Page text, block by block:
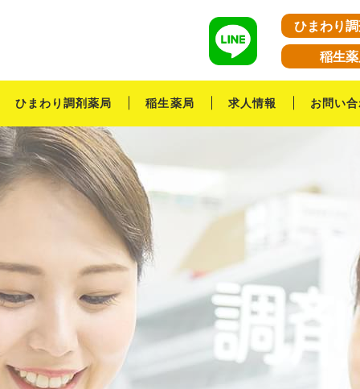
ひまわり
稲生
ひまわり調剤薬局 稲生薬局 求人情報 お問い